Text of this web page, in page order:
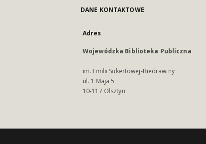
DANE KONTAKTOWE
Adres
Wojewódzka Biblioteka Publiczna
im. Emilii Sukertowej-Biedrawiny
ul. 1 Maja 5
10-117 Olsztyn